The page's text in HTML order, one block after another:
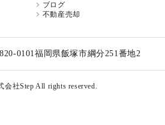
ブログ
不動産売却
0101福岡県飯塚市綱分251番地2
会社Step All rights reserved.